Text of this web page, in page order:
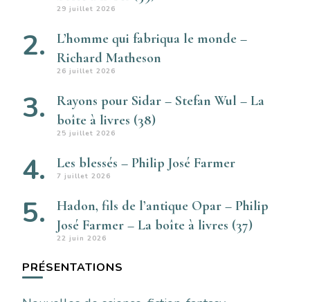
29 juillet 2026
L’homme qui fabriqua le monde –
Richard Matheson
26 juillet 2026
Rayons pour Sidar – Stefan Wul – La
boîte à livres (38)
25 juillet 2026
Les blessés – Philip José Farmer
7 juillet 2026
Hadon, fils de l’antique Opar – Philip
José Farmer – La boîte à livres (37)
22 juin 2026
PRÉSENTATIONS